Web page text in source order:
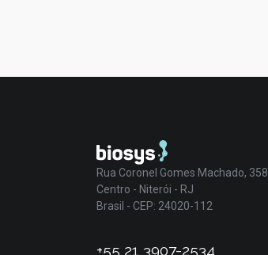
Rua Coronel Gomes Machado, 358
Centro - Niterói - RJ
Brasil - CEP: 24020-112
+55 21 3907-2534